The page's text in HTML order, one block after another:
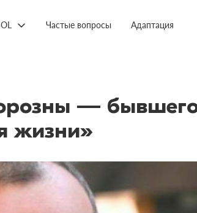
Частые вопросы Адаптация
—
жизни»